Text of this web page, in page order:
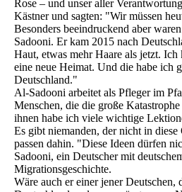
Rose – und unser aller
Kästner und sagten: "Wir müssen
Besonders beeindruckend aber
Sadooni. Er kam 2015 nach
Haut, etwas mehr Haare als jetzt.
eine neue Heimat. Und die habe ich
Deutschland."
Al-Sadooni arbeitet als Pfleger im
Menschen, die die große
ihnen habe ich viele wichtige
Es gibt niemanden, der nicht in diese
passen dahin. "Diese Ideen dürfen
Sadooni, ein Deutscher mit
Migrationsgeschichte.
Wäre auch er einer jener Deutschen,